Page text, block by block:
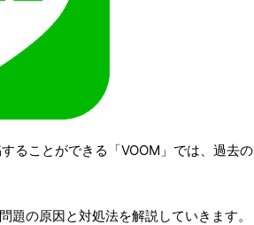
ることができる「VOOM」では、過去の
の原因と対処法を解説していきます。